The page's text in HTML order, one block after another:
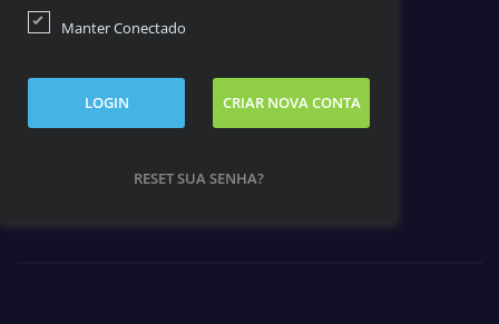
Manter Conectado
LOGIN CRIAR NOVA CONTA
RESET SUA SENHA?